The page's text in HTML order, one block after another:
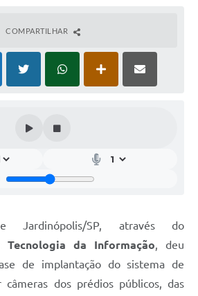
COMPARTILHAR
SP, através do
Tecnologia da Informação, deu
de implantação do sistema de
dos prédios públicos, das